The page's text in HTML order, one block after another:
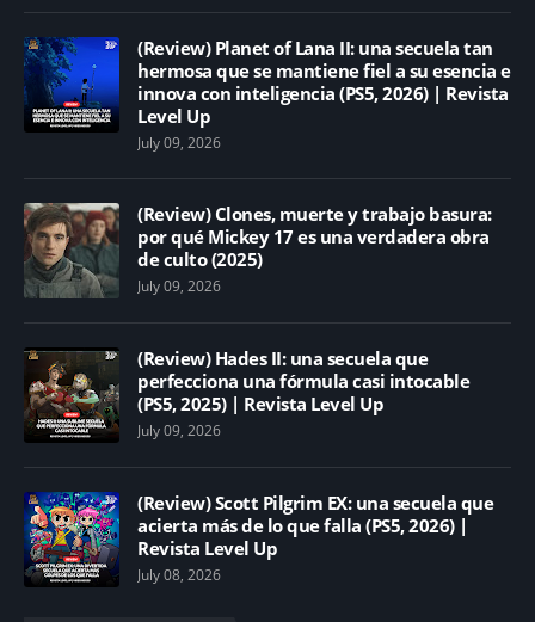
(Review) Planet of Lana II: una secuela tan
hermosa que se mantiene fiel a su esencia e
innova con inteligencia (PS5, 2026) | Revista
Level Up
July 09, 2026
(Review) Clones, muerte y trabajo basura:
por qué Mickey 17 es una verdadera obra
de culto (2025)
July 09, 2026
(Review) Hades II: una secuela que
perfecciona una fórmula casi intocable
(PS5, 2025) | Revista Level Up
July 09, 2026
(Review) Scott Pilgrim EX: una secuela que
acierta más de lo que falla (PS5, 2026) |
Revista Level Up
July 08, 2026